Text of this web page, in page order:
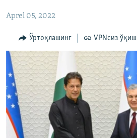
На русском
ИЖТИМОИЙ ТАРМОҚЛАР
Озодлик бошқа тилларда
Aprel 05, 2022
Ўртоқлашинг VPNсиз ўқиш